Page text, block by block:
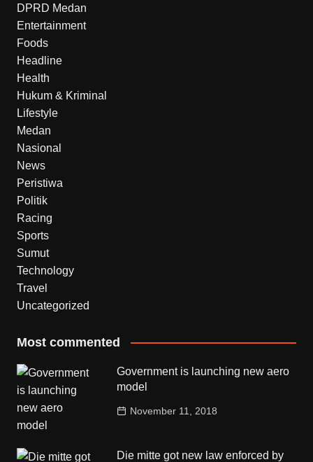
DPRD Medan
Entertainment
Foods
Headline
Health
Hukum & Kriminal
Lifestyle
Medan
Nasional
News
Peristiwa
Politik
Racing
Sports
Sumut
Technology
Travel
Uncategorized
Most commented
Government is launching new aero
model
November 11, 2018
Die mitte got new law enforced by